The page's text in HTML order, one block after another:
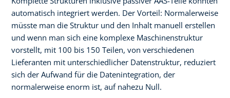
automatisch integriert werden. Der Vorteil: Normalerweise
müsste man die Struktur und den Inhalt manuell erstellen
und wenn man sich eine komplexe Maschinenstruktur
vorstellt, mit 100 bis 150 Teilen, von verschiedenen
Lieferanten mit unterschiedlicher Datenstruktur, reduziert
sich der Aufwand für die Datenintegration, der
normalerweise enorm ist, auf nahezu Null.